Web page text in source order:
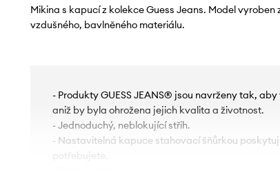
Mikina s kapucí z kolekce Guess Jeans. Model
vzdušného, ​​bavlněného materiálu.
- Produkty GUESS JEANS® jsou navrženy tak,
aniž by byla ohrožena jejich kvalita a životnost.
- Jednoduchý, neblokující střih.
- Nastavitelná kapuce stahovací šňůrkou
potřebujete.